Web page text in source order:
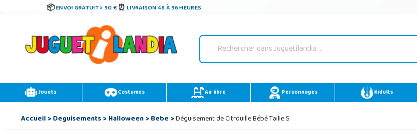
ENVOI GRATUIT > 90 € LIVRAISON 48 À 96 HEURES.
Jouets Costumes Air libre Personnages Kidults
Accueil>Deguisements>Halloween>Bebe>Déguisement de Citrouille Bébé Taille S